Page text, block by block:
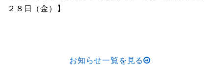
２８日（金）】
お知らせ一覧を見る